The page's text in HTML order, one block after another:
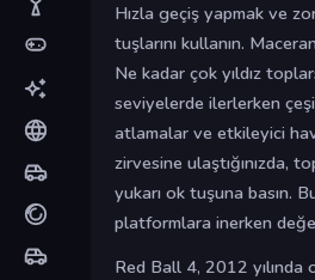
Hızla geçiş yapmak ve
tuşlarını kullanın.
Ne kadar çok yıldız
seviyelerde ilerlerken
atlamalar ve etkileyici
zirvesine ulaştığınızda,
yukarı ok tuşuna basın.
platformlara inerken
Red Ball 4, 2012